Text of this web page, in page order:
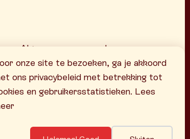
Algemene voorwaarden
Privacyverklaring
Website door Buro Brein
onze site te bezoeken, ga je akkoord
ons privacybeleid met betrekking tot
en gebruikersstatistieken. Lees